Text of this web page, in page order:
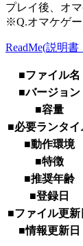
プレイ後、オ
※Q.オマケゲ
ReadMe(説明
■ファイル名
■バージョン
■容量
■必要ランタイ
■動作環境
■特徴
■推奨年齢
■登録日
■ファイル更新
■情報更新日